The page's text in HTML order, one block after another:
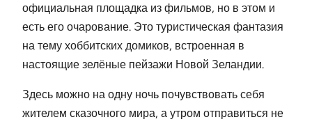
официальная площадка из фильмов, но в этом и
есть его очарование. Это туристическая фантазия
на тему хоббитских домиков, встроенная в
настоящие зелёные пейзажи Новой Зеландии.
Здесь можно на одну ночь почувствовать себя
жителем сказочного мира, а утром отправиться не